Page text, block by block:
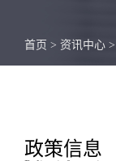
首页 > 资讯中心 >
政策信息